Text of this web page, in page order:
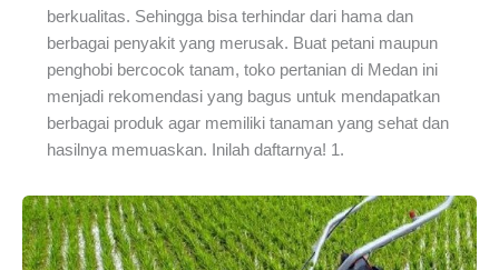
berkualitas. Sehingga bisa terhindar dari hama dan
berbagai penyakit yang merusak. Buat petani maupun
penghobi bercocok tanam, toko pertanian di Medan ini
menjadi rekomendasi yang bagus untuk mendapatkan
berbagai produk agar memiliki tanaman yang sehat dan
hasilnya memuaskan. Inilah daftarnya! 1.